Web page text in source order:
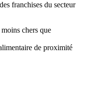
franchises du secteur
chers que
de proximité